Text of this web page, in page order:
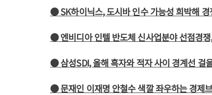
● SK하이닉스, 도시바 인수 가능성 희박해 경
● 엔비디아 인텔 반도체 신사업분야 선점경
● 삼성SDI, 올해 흑자와 적자 사이 경계선 걸
● 문재인 이재명 안철수 색깔 좌우하는 경제